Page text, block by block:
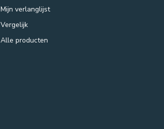
Mijn verlanglijst
Vergelijk
Alle producten